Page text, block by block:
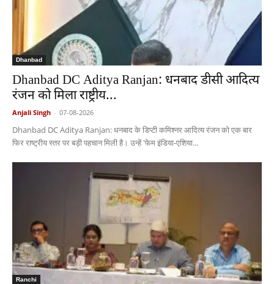
Dhanbad
Dhanbad DC Aditya Ranjan: धनबाद डीसी आदित्य
रंजन को मिला राष्ट्रीय...
Anjali Singh - 07-08-2026
Dhanbad DC Aditya Ranjan: धनबाद के डिप्टी कमिश्नर आदित्य रंजन को एक बार
फिर राष्ट्रीय स्तर पर बड़ी पहचान मिली है। उन्हें 'फेम इंडिया-एशिया...
Ranchi